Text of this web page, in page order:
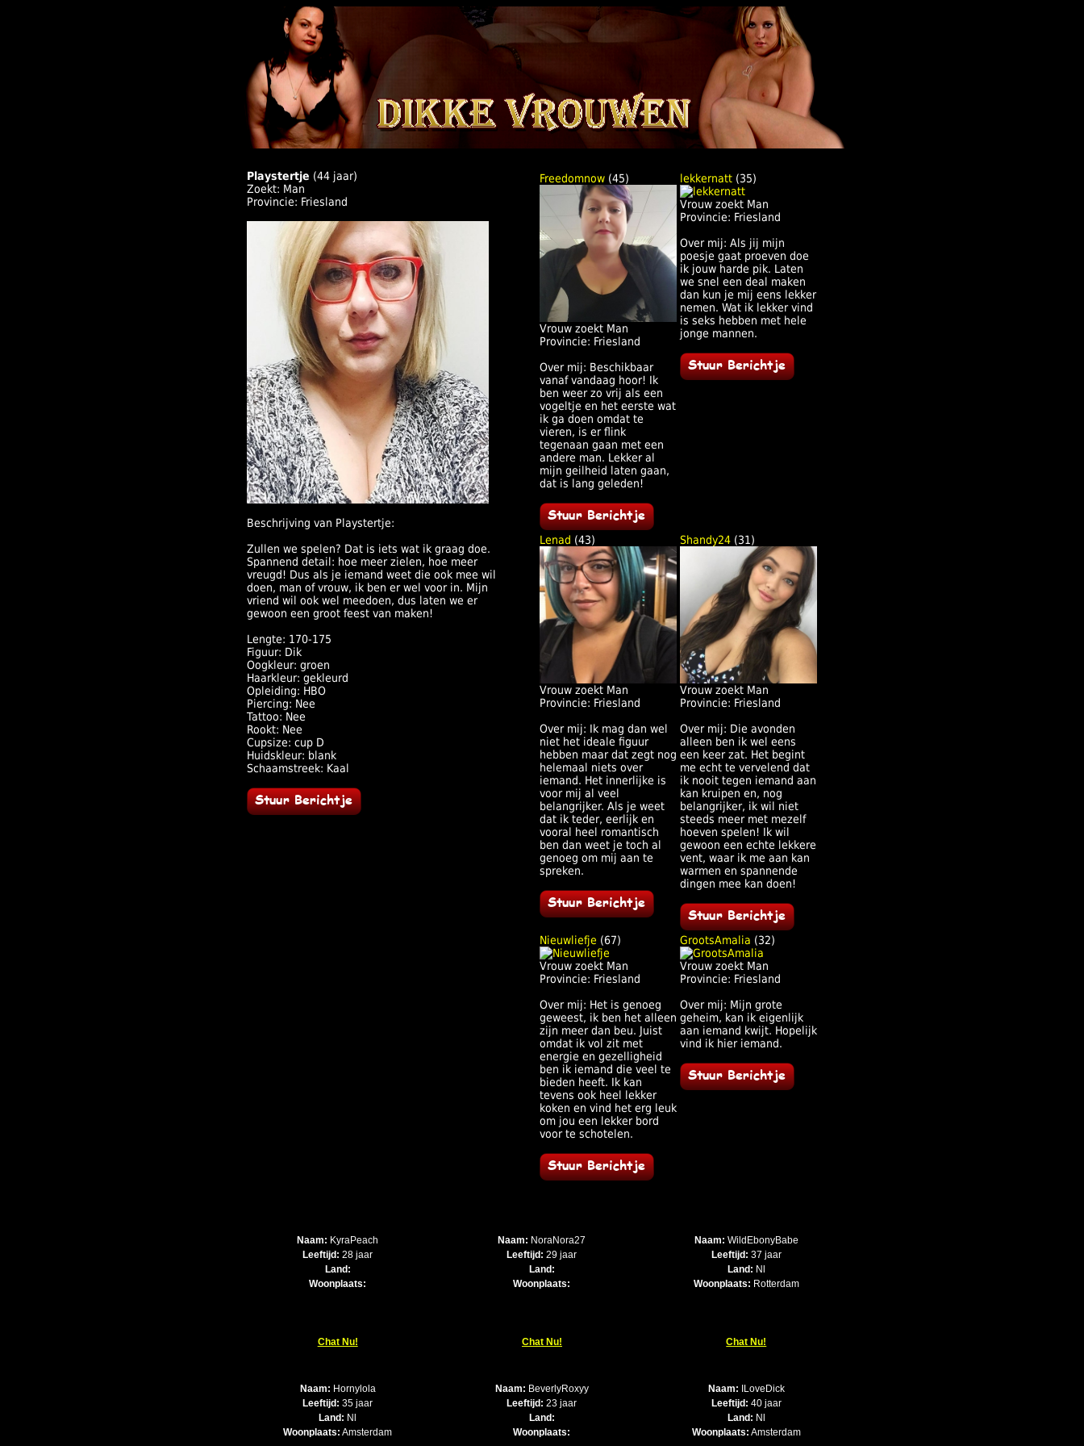
Playstertje (44 jaar)
Zoekt: Man
Provincie: Friesland
Beschrijving van Playstertje:
Zullen we spelen? Dat is iets wat ik graag doe.
Spannend detail: hoe meer zielen, hoe meer
vreugd! Dus als je iemand weet die ook mee wil
doen, man of vrouw, ik ben er wel voor in. Mijn
vriend wil ook wel meedoen, dus laten we er
gewoon een groot feest van maken!
Lengte: 170-175
Figuur: Dik
Oogkleur: groen
Haarkleur: gekleurd
Opleiding: HBO
Piercing: Nee
Tattoo: Nee
Rookt: Nee
Cupsize: cup D
Huidskleur: blank
Schaamstreek: Kaal
Freedomnow (45)
Vrouw zoekt Man
Provincie: Friesland
Over mij: Beschikbaar
vanaf vandaag hoor! Ik
ben weer zo vrij als een
vogeltje en het eerste wat
ik ga doen omdat te
vieren, is er flink
tegenaan gaan met een
andere man. Lekker al
mijn geilheid laten gaan,
dat is lang geleden!
lekkernatt (35)
Vrouw zoekt Man
Provincie: Friesland
Over mij: Als jij mijn
poesje gaat proeven doe
ik jouw harde pik. Laten
we snel een deal maken
dan kun je mij eens lekker
nemen. Wat ik lekker vind
is seks hebben met hele
jonge mannen.
Lenad (43)
Vrouw zoekt Man
Provincie: Friesland
Over mij: Ik mag dan wel
niet het ideale figuur
hebben maar dat zegt nog
helemaal niets over
iemand. Het innerlijke is
voor mij al veel
belangrijker. Als je weet
dat ik teder, eerlijk en
vooral heel romantisch
ben dan weet je toch al
genoeg om mij aan te
spreken.
Shandy24 (31)
Vrouw zoekt Man
Provincie: Friesland
Over mij: Die avonden
alleen ben ik wel eens
een keer zat. Het begint
me echt te vervelend dat
ik nooit tegen iemand aan
kan kruipen en, nog
belangrijker, ik wil niet
steeds meer met mezelf
hoeven spelen! Ik wil
gewoon een echte lekkere
vent, waar ik me aan kan
warmen en spannende
dingen mee kan doen!
Nieuwliefje (67)
Vrouw zoekt Man
Provincie: Friesland
Over mij: Het is genoeg
geweest, ik ben het alleen
zijn meer dan beu. Juist
omdat ik vol zit met
energie en gezelligheid
ben ik iemand die veel te
bieden heeft. Ik kan
tevens ook heel lekker
koken en vind het erg leuk
om jou een lekker bord
voor te schotelen.
GrootsAmalia (32)
Vrouw zoekt Man
Provincie: Friesland
Over mij: Mijn grote
geheim, kan ik eigenlijk
aan iemand kwijt. Hopelijk
vind ik hier iemand.
Naam: KyraPeach
Leeftijd: 28 jaar
Land:
Woonplaats:
Chat Nu!
Naam: NoraNora27
Leeftijd: 29 jaar
Land:
Woonplaats:
Chat Nu!
Naam: WildEbonyBabe
Leeftijd: 37 jaar
Land: Nl
Woonplaats: Rotterdam
Chat Nu!
Naam: Hornylola
Leeftijd: 35 jaar
Land: Nl
Woonplaats: Amsterdam
Naam: BeverlyRoxyy
Leeftijd: 23 jaar
Land:
Woonplaats:
Naam: ILoveDick
Leeftijd: 40 jaar
Land: Nl
Woonplaats: Amsterdam